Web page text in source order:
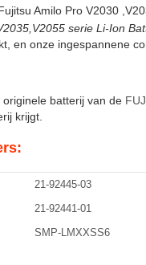
Amilo Pro V2030
serie Li-Ion
en onze ingespannene
batterij van de
krijgt.
21-92445-03
21-92441-01
SMP-LMXXSS6